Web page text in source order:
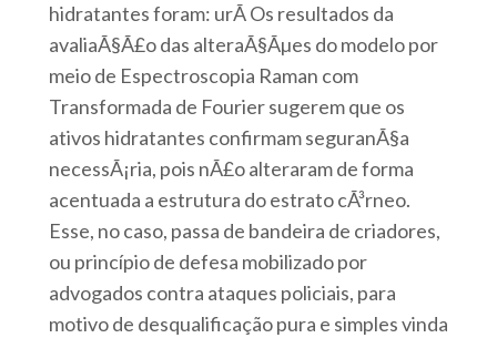
hidratantes foram: urÃ Os resultados da
avaliaÃ§Ã£o das alteraÃ§Ãµes do modelo por
meio de Espectroscopia Raman com
Transformada de Fourier sugerem que os
ativos hidratantes confirmam seguranÃ§a
necessÃ¡ria, pois nÃ£o alteraram de forma
acentuada a estrutura do estrato cÃ³rneo.
Esse, no caso, passa de bandeira de criadores,
ou princípio de defesa mobilizado por
advogados contra ataques policiais, para
motivo de desqualificação pura e simples vinda